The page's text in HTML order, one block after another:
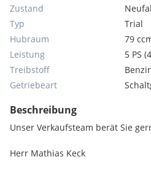
Zustand
Typ
Trial
Hubraum
79
Leistung
5 PS
Treibstoff
Getriebeart
Beschreibung
Unser Verkaufsteam berät Sie
Herr Mathias Keck